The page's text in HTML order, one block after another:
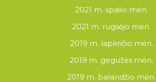
2021 m. spalio mėn.
2021 m. rugsėjo mėn.
2019 m. lapkričio mėn.
2019 m. gegužės mėn.
2019 m. balandžio mėn.